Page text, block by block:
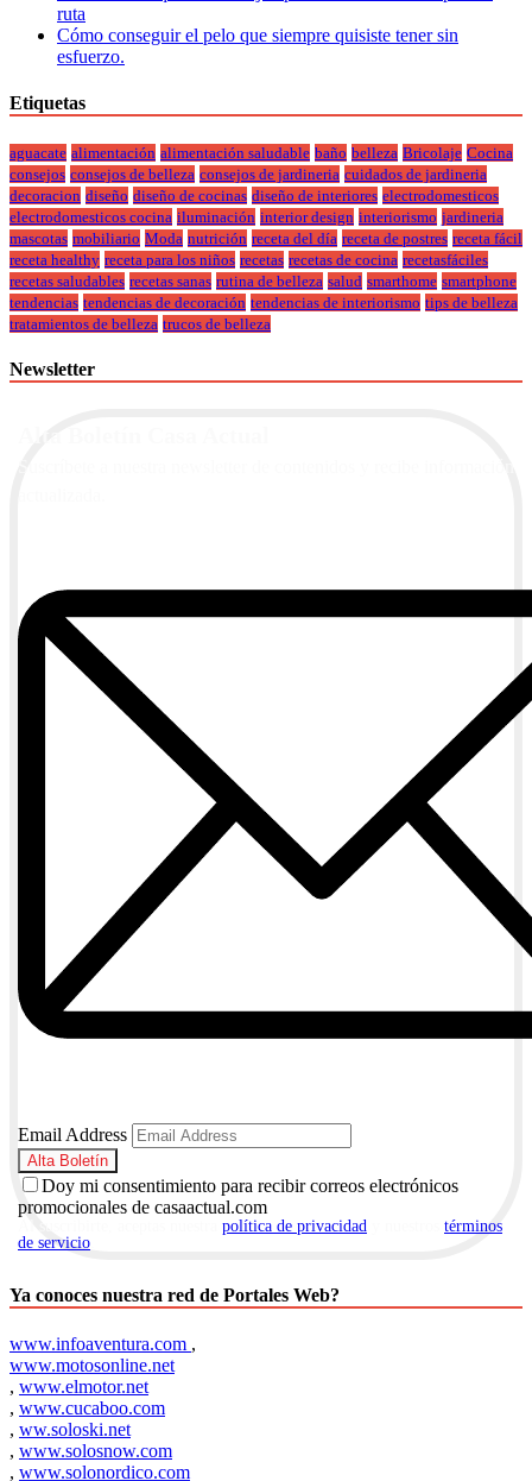
ruta
Cómo conseguir el pelo que siempre quisiste tener sin
esfuerzo.
Etiquetas
aguacate alimentación alimentación saludable baño belleza Bricolaje Cocina
consejos consejos de belleza consejos de jardineria cuidados de jardineria
decoracion diseño diseño de cocinas diseño de interiores electrodomesticos
electrodomesticos cocina iluminación interior design interiorismo jardineria
mascotas mobiliario Moda nutrición receta del día receta de postres receta fácil
receta healthy receta para los niños recetas recetas de cocina recetasfáciles
recetas saludables recetas sanas rutina de belleza salud smarthome smartphone
tendencias tendencias de decoración tendencias de interiorismo tips de belleza
tratamientos de belleza trucos de belleza
Newsletter
Email Address
Doy mi consentimiento para recibir correos electrónicos
promocionales de casaactual.com
política de privacidad
términos
de servicio
Ya conoces nuestra red de Portales Web?
www.infoaventura.com ,
www.motosonline.net
, www.elmotor.net
, www.cucaboo.com
, ww.soloski.net
, www.solosnow.com
, www.solonordico.com